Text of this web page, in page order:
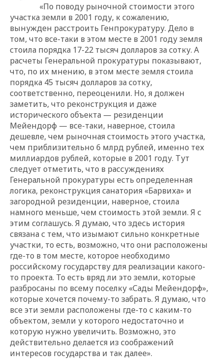
«По поводу рыночной стоимости этого
участка земли в 2001 году, к сожалению,
вынужден расстроить Генпрокуратуру. Дело в
том, что все-таки в этом месте в 2001 году земля
стоила порядка 17-22 тысяч долларов за сотку. А
расчеты Генеральной прокуратуры показывают,
что, по их мнению, в этом месте земля стоила
порядка 45 тысяч долларов за сотку,
соответственно, переоценили. Но, я должен
заметить, что реконструкция и даже
исторического объекта — резиденции
Мейендорф — все-таки, наверное, стоила
дешевле, чем рыночная стоимость этого участка,
чем приблизительно 6 млрд рублей, именно тех
миллиардов рублей, которые в 2001 году. Тут
следует отметить, что в рассуждениях
Генеральной прокуратуры есть определенная
логика, реконструкция санатория «Барвиха» и
загородной резиденции, наверное, стоила
намного меньше, чем стоимость этой земли. Я с
этим соглашусь. Я думаю, что здесь история
связана с тем, что изымают сильно конкретные
участки, то есть, возможно, что они расположены
где-то в том месте, которое необходимо
российскому государству для реализации какого-
то проекта. То есть вряд ли это земли, которые
разбросаны по всему поселку «Сады Мейендорф»,
которые хочется почему-то забрать. Я думаю, что
все эти земли расположены где-то с каким-то
объектом, земли у которого недостаточно и
которую нужно увеличить. Возможно, это
действительно делается из соображений
интересов государства и так далее».